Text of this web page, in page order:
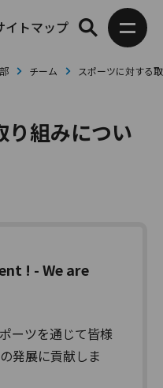
イトマップ
チーム スポーツに対する
り組みについ
! - We are
ーツを通じて皆様
発展に貢献しま